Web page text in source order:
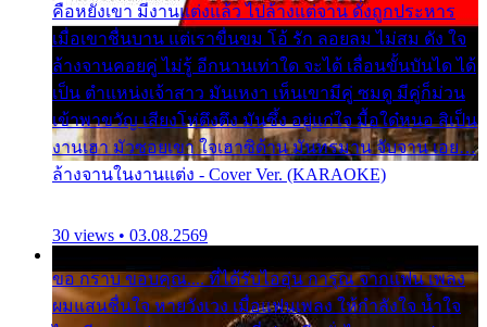
คือหยังเขา มีงานแต่งแล้ว ไปล้างแต่จาน ดั่งถูกประหาร
เมื่อเขาชื่นบาน แต่เราขื่นขม โอ้ รัก ลอยลม ไม่สม ดัง ใจ
ล้างจานคอยคู่ ไม่รู้ อีกนานเท่าใด จะได้ เลื่อนขั้นบันได ได้
เป็น ตำแหน่งเจ้าสาว มันเหงา เห็นเขามีคู่ ซมดู มีคู่ก็ม่วน
เข้าพาขวัญ เสียงโห่ตึงตึง มันซึ้ง อยู่แก่ใจ มื้อใด๋หนอ สิเป็น
งานเฮา มัวซอยเขา ใจเฮาซิด้าน มันทรมาน จับจาน เอย…
ล้างจานในงานแต่ง - Cover Ver. (KARAOKE)
30 views • 03.08.2569
ขอ กราบ ขอบคุณ.... ที่ได้รับไออุ่น การุณ จากแฟน เพลง
ผมแสนชื่นใจ หายวังเวง เมื่อแฟนเพลง ให้กำลังใจ น้ำใจ